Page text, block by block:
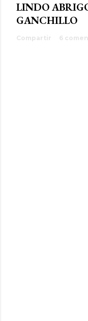
LINDO
GANCHILLO
Compartir 6